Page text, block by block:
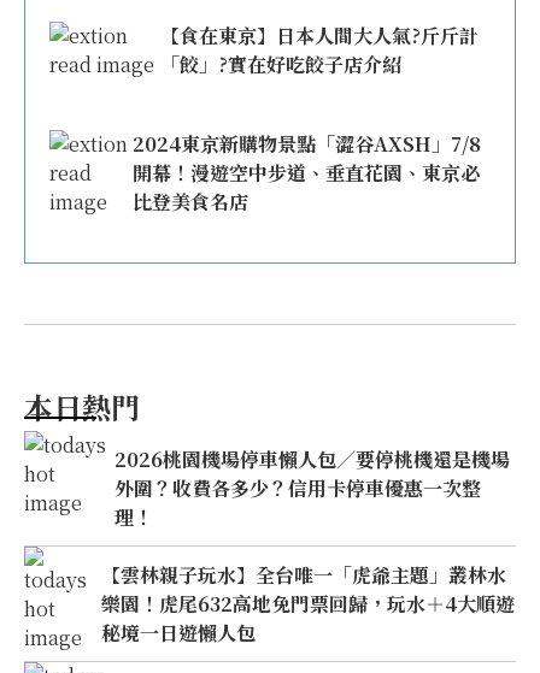
【食在東京】日本人間大人氣?斤斤計
「餃」?實在好吃餃子店介紹
2024東京新購物景點「澀谷AXSH」7/8
開幕！漫遊空中步道、垂直花園、東京必
比登美食名店
本日熱門
2026桃園機場停車懶人包／要停桃機還是機場
外圍？收費各多少？信用卡停車優惠一次整
理！
【雲林親子玩水】全台唯一「虎爺主題」叢林水
樂園！虎尾632高地免門票回歸，玩水＋4大順遊
秘境一日遊懶人包